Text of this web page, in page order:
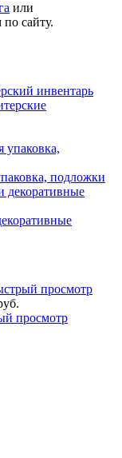
или
сайту.
инвентарь
подложки
просмотр
просмотр